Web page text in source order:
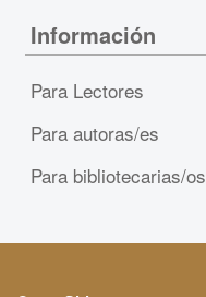
Información
Para Lectores
Para autoras/es
Para bibliotecarias/os